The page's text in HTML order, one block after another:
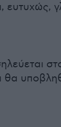
ευτυχώς,